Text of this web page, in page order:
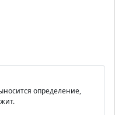
определение,